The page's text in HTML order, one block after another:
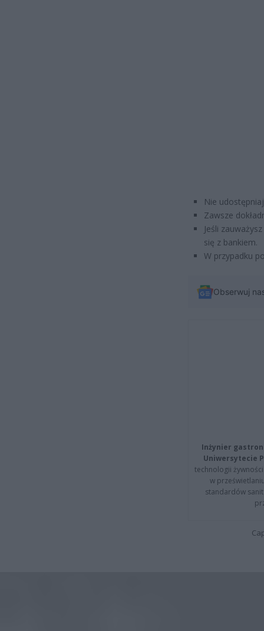
Nie
Zawsze
Jeśli
się z bankiem.
W przypadku
Obserwuj
Inżynier
Uniwersytecie
technologii
w
standardów